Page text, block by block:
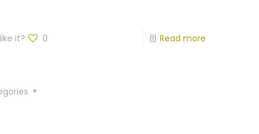
it? 0 Read more